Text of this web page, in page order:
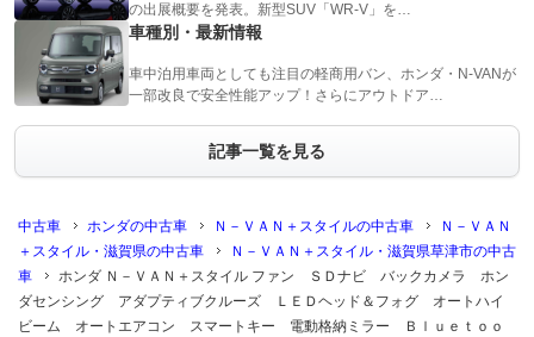
の出展概要を発表。新型SUV「WR-V」を…
車種別・最新情報
車中泊用車両としても注目の軽商用バン、ホンダ・N-VANが
一部改良で安全性能アップ！さらにアウトドア…
記事一覧を見る
中古車 ホンダの中古車 Ｎ－ＶＡＮ＋スタイルの中古車
Ｎ－ＶＡＮ
＋スタイル・滋賀県の中古車
Ｎ－ＶＡＮ＋スタイル・滋賀県草津市の中古
車
ホンダ Ｎ－ＶＡＮ＋スタイル ファン ＳＤナビ バックカメラ ホン
ダセンシング アダプティブクルーズ ＬＥＤヘッド＆フォグ オートハイ
ビーム オートエアコン スマートキー 電動格納ミラー Ｂｌｕｅｔｏｏ